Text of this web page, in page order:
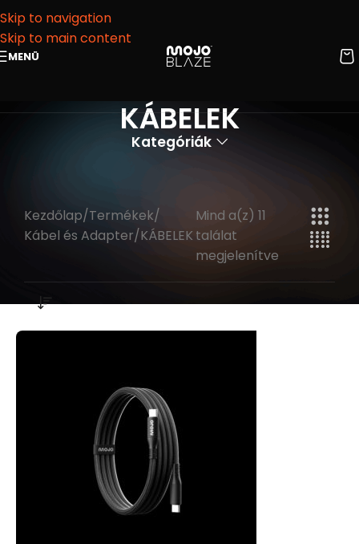
Skip to navigation
Skip to main content
MENÜ
KÁBELEK
Kategóriák
Kezdőlap Termékek
Kábel és Adapter KÁBELEK
Mind a(z) 11
találat
megjelenítve